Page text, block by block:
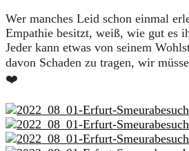
Wer manches Leid schon einmal
Empathie besitzt, weiß, wie gut es
Jeder kann etwas von seinem
davon Schaden zu tragen, wir
❤️